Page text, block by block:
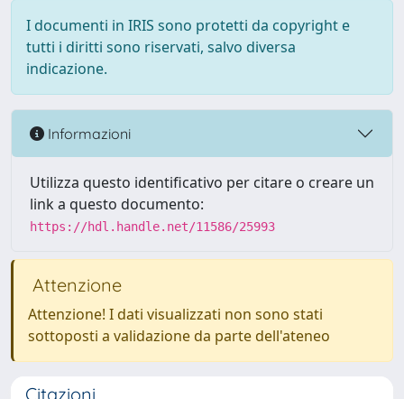
I documenti in IRIS sono protetti da copyright e
tutti i diritti sono riservati, salvo diversa
indicazione.
Informazioni
Utilizza questo identificativo per citare o creare un
link a questo documento:
https://hdl.handle.net/11586/25993
Attenzione
Attenzione! I dati visualizzati non sono stati
sottoposti a validazione da parte dell'ateneo
Citazioni